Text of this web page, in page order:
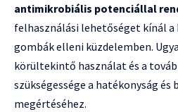
antimikrobiális potenciállal
felhasználási lehetőséget kínál a
gombák elleni küzdelemben.
körültekintő használat és a
szükségessége a hatékonyság
megértéséhez.